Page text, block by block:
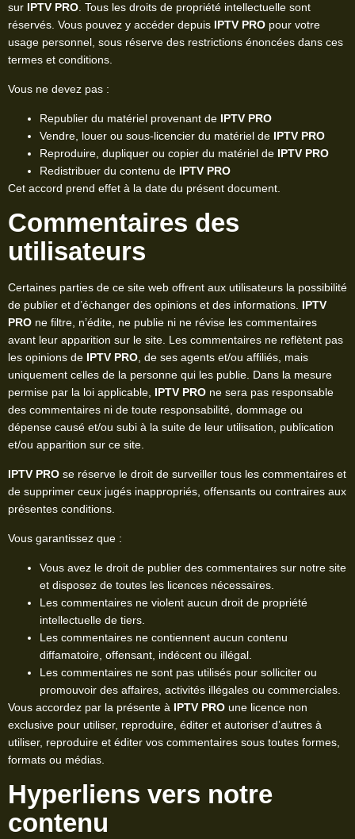
sur IPTV PRO. Tous les droits de propriété intellectuelle sont
réservés. Vous pouvez y accéder depuis IPTV PRO pour votre
usage personnel, sous réserve des restrictions énoncées dans ces
termes et conditions.
Vous ne devez pas :
Republier du matériel provenant de IPTV PRO
Vendre, louer ou sous-licencier du matériel de IPTV PRO
Reproduire, dupliquer ou copier du matériel de IPTV PRO
Redistribuer du contenu de IPTV PRO
Cet accord prend effet à la date du présent document.
Commentaires des
utilisateurs
Certaines parties de ce site web offrent aux utilisateurs la possibilité
de publier et d’échanger des opinions et des informations. IPTV
PRO ne filtre, n’édite, ne publie ni ne révise les commentaires
avant leur apparition sur le site. Les commentaires ne reflètent pas
les opinions de IPTV PRO, de ses agents et/ou affiliés, mais
uniquement celles de la personne qui les publie. Dans la mesure
permise par la loi applicable, IPTV PRO ne sera pas responsable
des commentaires ni de toute responsabilité, dommage ou
dépense causé et/ou subi à la suite de leur utilisation, publication
et/ou apparition sur ce site.
IPTV PRO se réserve le droit de surveiller tous les commentaires et
de supprimer ceux jugés inappropriés, offensants ou contraires aux
présentes conditions.
Vous garantissez que :
Vous avez le droit de publier des commentaires sur notre site
et disposez de toutes les licences nécessaires.
Les commentaires ne violent aucun droit de propriété
intellectuelle de tiers.
Les commentaires ne contiennent aucun contenu
diffamatoire, offensant, indécent ou illégal.
Les commentaires ne sont pas utilisés pour solliciter ou
promouvoir des affaires, activités illégales ou commerciales.
Vous accordez par la présente à IPTV PRO une licence non
exclusive pour utiliser, reproduire, éditer et autoriser d’autres à
utiliser, reproduire et éditer vos commentaires sous toutes formes,
formats ou médias.
Hyperliens vers notre
contenu